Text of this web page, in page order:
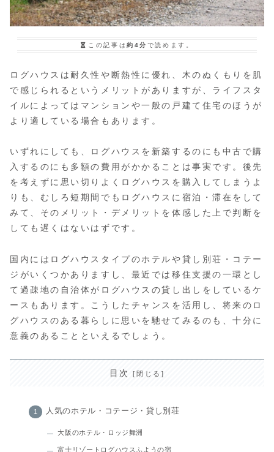
この記事は約4分 で読めます。
ログハウスは耐久性や断熱性に優れ、木のぬくもりを肌
で感じられるというメリットがありますが、ライフスタ
イルによってはマンションや一般の戸建て住宅のほうが
より適している場合もあります。
いずれにしても、ログハウスを新築するのにも中古で購
入するのにも多額の費用がかかることは事実です。後先
を考えずに思い切りよくログハウスを購入してしまうよ
りも、むしろ短期間でもログハウスに宿泊・滞在をして
みて、そのメリット・デメリットを体感した上で判断を
しても遅くはないはずです。
国内にはログハウスタイプのホテルや貸し別荘・コテー
ジがいくつかありますし、最近では移住支援の一環とし
て過疎地の自治体がログハウスの貸し出しをしているケ
ースもあります。こうしたチャンスを活用し、将来のロ
グハウスのある暮らしに思いを馳せてみるのも、十分に
意義のあることといえるでしょう。
目次
人気のホテル・コテージ・貸し別荘
大阪のホテル・ロッジ舞洲
富士リゾートログハウスふようの宿